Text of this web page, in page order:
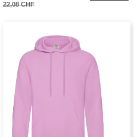
22,08 CHF